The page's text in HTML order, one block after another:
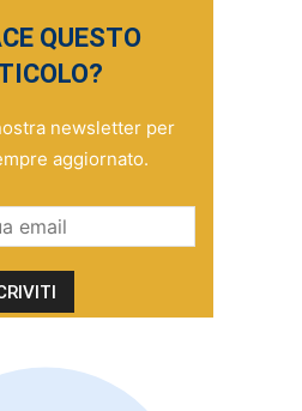
QUESTO
newsletter per
aggiornato.